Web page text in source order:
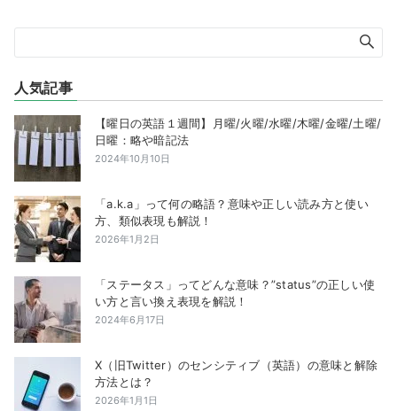
人気記事
【曜日の英語１週間】月曜/火曜/水曜/木曜/金曜/土曜/
日曜：略や暗記法
2024年10月10日
「a.k.a」って何の略語？意味や正しい読み方と使い
方、類似表現も解説！
2026年1月2日
「ステータス」ってどんな意味？”status”の正しい使
い方と言い換え表現を解説！
2024年6月17日
X（旧Twitter）のセンシティブ（英語）の意味と解除
方法とは？
2026年1月1日